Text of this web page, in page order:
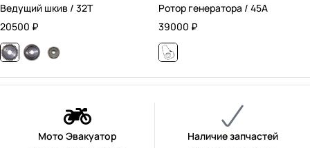
Ведущий шкив / 32T
20500 ₽
Ротор генератора / 45А
39000 ₽
Мото Эвакуатор Наличие запчастей